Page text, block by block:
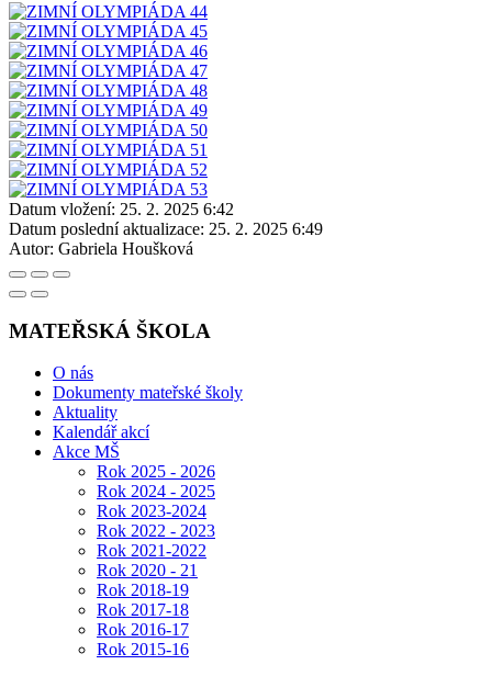
Datum vložení: 25. 2. 2025 6:42
Datum poslední aktualizace: 25. 2. 2025 6:49
Autor: Gabriela Houšková
MATEŘSKÁ ŠKOLA
O nás
Dokumenty mateřské školy
Aktuality
Kalendář akcí
Akce MŠ
Rok 2025 - 2026
Rok 2024 - 2025
Rok 2023-2024
Rok 2022 - 2023
Rok 2021-2022
Rok 2020 - 21
Rok 2018-19
Rok 2017-18
Rok 2016-17
Rok 2015-16